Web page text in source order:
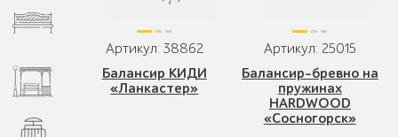
Артикул: 38862
Балансир КИДИ
«Ланкастер»
Артикул: 25015
Балансир-бревно на
пружинах
HARDWOOD
«Сосногорск»